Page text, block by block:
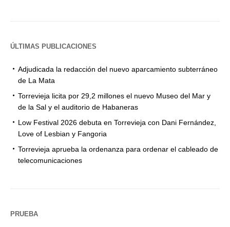
ÚLTIMAS PUBLICACIONES
Adjudicada la redacción del nuevo aparcamiento subterráneo
de La Mata
Torrevieja licita por 29,2 millones el nuevo Museo del Mar y
de la Sal y el auditorio de Habaneras
Low Festival 2026 debuta en Torrevieja con Dani Fernández,
Love of Lesbian y Fangoria
Torrevieja aprueba la ordenanza para ordenar el cableado de
telecomunicaciones
PRUEBA